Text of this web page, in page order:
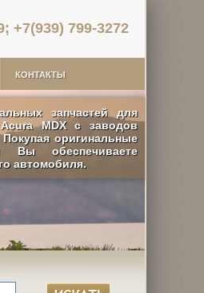
+7(939) 799-3272
КОНТАКТЫ
запчастей для
MDX с заводов
оригинальные
Вы обеспечиваете
автомобиля.